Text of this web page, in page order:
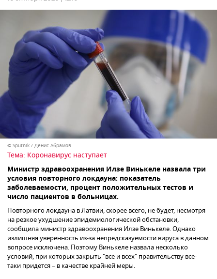
© Sputnik / Денис Абрамов
Тема: Коронавирус наступает
Министр здравоохранения Илзе Винькеле назвала три
условия повторного локдауна: показатель
заболеваемости, процент положительных тестов и
число пациентов в больницах.
Повторного локдауна в Латвии, скорее всего, не будет, несмотря
на резкое ухудшение эпидемиологической обстановки,
сообщила министр здравоохранения Илзе Винькеле. Однако
излишняя уверенность из-за непредсказуемости вируса в данном
вопросе исключена. Поэтому Винькеле назвала несколько
условий, при которых закрыть "все и всех" правительству все-
таки придется – в качестве крайней меры.